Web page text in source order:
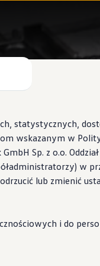
statystycznych,
wskazanym w
Sp. z o.o.
w
lub zmienić
i do